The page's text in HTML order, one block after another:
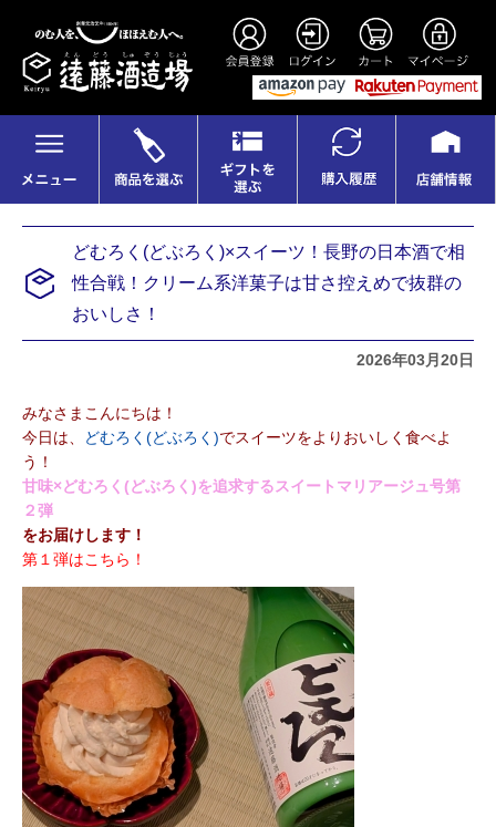
どむろく(どぶろく)×スイーツ！長野の日本酒で相
性合戦！クリーム系洋菓子は甘さ控えめで抜群の
おいしさ！
2026年03月20日
みなさまこんにちは！
今日は、
どむろく(どぶろく)でスイーツをよりおいしく食べよ
う！
甘味×どむろく(どぶろく)を追求するスイートマリアージュ号第
２弾
をお届けします！
第１弾はこちら！